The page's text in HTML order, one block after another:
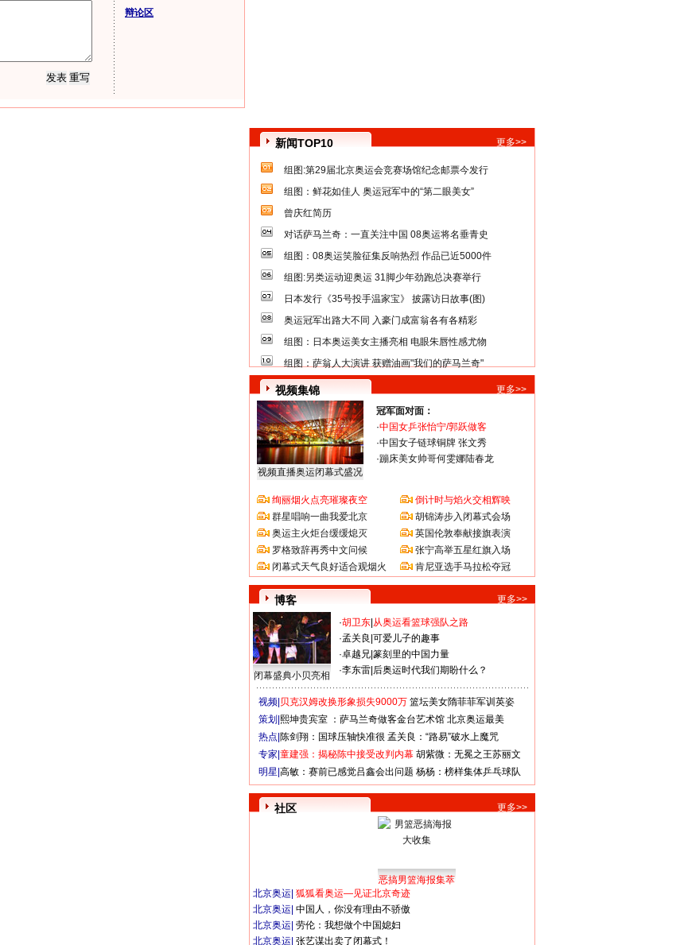
辩论区
新闻TOP10 更多>>
组图:第29届北京奥运会竞赛场馆纪念邮票今发行
组图：鲜花如佳人 奥运冠军中的“第二眼美女”
曾庆红简历
对话萨马兰奇：一直关注中国 08奥运将名垂青史
组图：08奥运笑脸征集反响热烈 作品已近5000件
组图:另类运动迎奥运 31脚少年劲跑总决赛举行
日本发行《35号投手温家宝》 披露访日故事(图)
奥运冠军出路大不同 入豪门成富翁各有各精彩
组图：日本奥运美女主播亮相 电眼朱唇性感尤物
组图：萨翁人大演讲 获赠油画"我们的萨马兰奇"
视频集锦 更多>>
视频直播奥运闭幕式盛况
冠军面对面：
·中国女乒张怡宁/郭跃做客
·中国女子链球铜牌 张文秀
·蹦床美女帅哥何雯娜陆春龙
绚丽烟火点亮璀璨夜空
群星唱响一曲我爱北京
奥运主火炬台缓缓熄灭
罗格致辞再秀中文问候
闭幕式天气良好适合观烟火
倒计时与焰火交相辉映
胡锦涛步入闭幕式会场
英国伦敦奉献接旗表演
张宁高举五星红旗入场
肯尼亚选手马拉松夺冠
博客 更多>>
闭幕盛典小贝亮相
·胡卫东 从奥运看篮球强队之路
·孟关良 可爱儿子的趣事
·卓越兄 篆刻里的中国力量
·李东雷 后奥运时代我们期盼什么？
视频| 贝克汉姆改换形象损失9000万 篮坛美女隋菲菲军训英姿
策划| 熙坤贵宾室 ：萨马兰奇做客金台艺术馆 北京奥运最美
热点| 陈剑翔：国球压轴快准很 孟关良：“路易”破水上魔咒
专家| 童建强：揭秘陈中接受改判内幕 胡紫微：无冕之王苏丽文
明星| 高敏：赛前已感觉吕鑫会出问题 杨杨：榜样集体乒乓球队
社区 更多>>
恶搞男篮海报集萃
北京奥运 狐狐看奥运—见证北京奇迹
北京奥运 中国人，你没有理由不骄傲
北京奥运 劳伦：我想做个中国媳妇
北京奥运 张艺谋出卖了闭幕式！